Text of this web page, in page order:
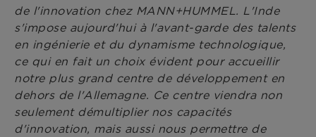
de l'innovation chez MANN+HUMMEL. L'Inde
s'impose aujourd'hui à l'avant-garde des talents
en ingénierie et du dynamisme technologique,
ce qui en fait un choix évident pour accueillir
notre plus grand centre de développement en
dehors de l'Allemagne. Ce centre viendra non
seulement démultiplier nos capacités
d'innovation, mais aussi nous permettre de